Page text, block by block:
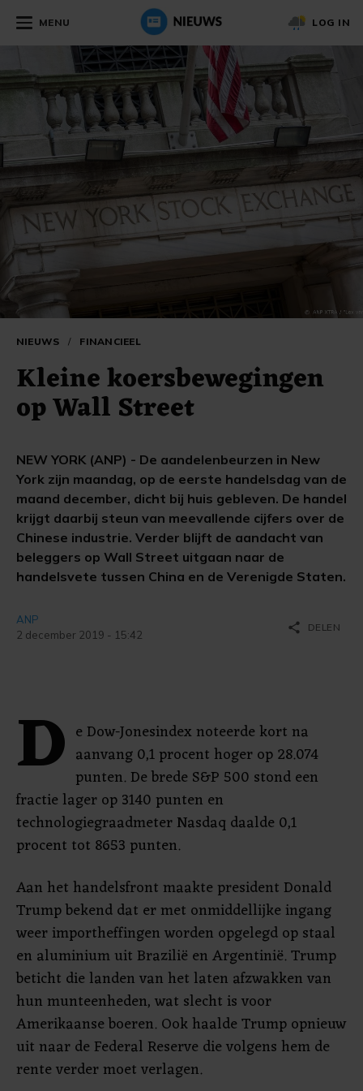
MENU LOG IN
NIEUWS / FINANCIEEL
Kleine koersbewegingen
op Wall Street
NEW YORK (ANP) - De aandelenbeurzen in New
York zijn maandag, op de eerste handelsdag van de
maand december, dicht bij huis gebleven. De handel
krijgt daarbij steun van meevallende cijfers over de
Chinese industrie. Verder blijft de aandacht van
beleggers op Wall Street uitgaan naar de
handelsvete tussen China en de Verenigde Staten.
ANP
2 december 2019 - 15:42
share DELEN
D e Dow-Jonesindex noteerde kort na
aanvang 0,1 procent hoger op 28.074
punten. De brede S&P 500 stond een
fractie lager op 3140 punten en
technologiegraadmeter Nasdaq daalde 0,1
procent tot 8653 punten.
Aan het handelsfront maakte president Donald
Trump bekend dat er met onmiddellijke ingang
weer importheffingen worden opgelegd op staal
en aluminium uit Brazilië en Argentinië. Trump
beticht die landen van het laten afzwakken van
hun munteenheden, wat slecht is voor
Amerikaanse boeren. Ook haalde Trump opnieuw
uit naar de Federal Reserve die volgens hem de
rente verder moet verlagen.